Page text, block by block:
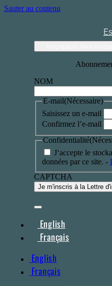
Sauter au contenu
NOM
E-mail(Nécessaire)
Saisissez un e-mail
Confirmez l’e-mail
Confidentialité
J‘accepte le
données par ce site. -
CAPTCHA
English
Français
English
Français